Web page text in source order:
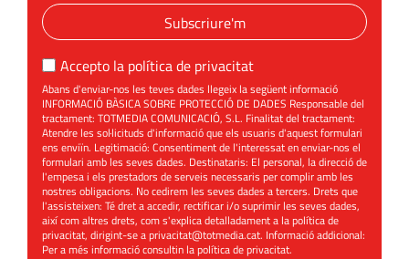
Subscriure'm
Accepto la política de privacitat
Abans d'enviar-nos les teves dades llegeix la següent informació
INFORMACIÓ BÀSICA SOBRE PROTECCIÓ DE DADES Responsable del
tractament: TOTMEDIA COMUNICACIÓ, S.L. Finalitat del tractament:
Atendre les sol·licituds d'informació que els usuaris d'aquest formulari
ens enviïn. Legitimació: Consentiment de l'interessat en enviar-nos el
formulari amb les seves dades. Destinataris: El personal, la direcció de
l'empesa i els prestadors de serveis necessaris per complir amb les
nostres obligacions. No cedirem les seves dades a tercers. Drets que
l'assisteixen: Té dret a accedir, rectificar i/o suprimir les seves dades,
així com altres drets, com s'explica detalladament a la política de
privacitat, dirigint-se aprivacitat@totmedia.cat. Informació addicional:
Per a més informació consultin lapolítica de privacitat.